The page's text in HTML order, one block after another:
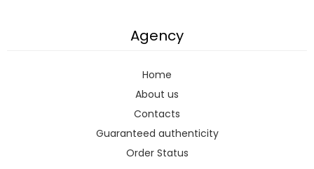
Agency
Home
About us
Contacts
Guaranteed authenticity
Order Status